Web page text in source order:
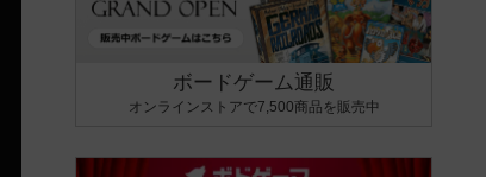
ボードゲーム通販
オンラインストアで7,500商品を販売中